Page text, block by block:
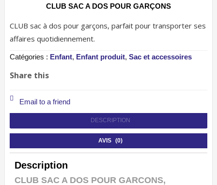
CLUB SAC A DOS POUR GARÇONS
CLUB sac à dos pour garçons, parfait pour transporter ses
affaires quotidiennement.
Catégories : Enfant, Enfant produit, Sac et accessoires
Share this
Email to a friend
DESCRIPTION
AVIS (0)
Description
CLUB SAC A DOS POUR GARCONS,